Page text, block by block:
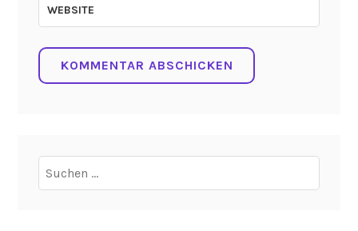
WEBSITE
nach: